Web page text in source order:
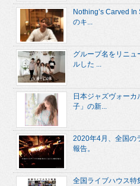
Nothing’s Carved
のキ...
グループ名をリニュ
ルした ...
日本ジャズヴォー
子」の新...
2020年4月、全国の
報告。
全国ライブハウス特